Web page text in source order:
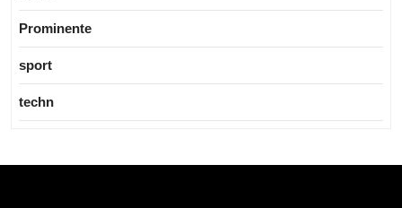
Prominente
sport
techn